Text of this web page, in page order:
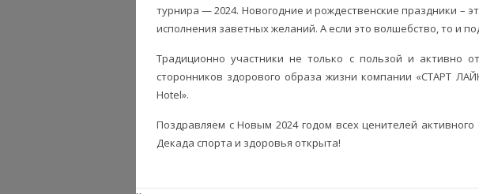
турнира — 2024. Новогодние и рождественские праздники –
исполнения заветных желаний. А если это волшебство, то и
Традиционно участники не только с пользой и активно
сторонников здорового образа жизни компании «СТАРТ
Hotel».
Поздравляем с Новым 2024 годом всех ценителей активного
Декада спорта и здоровья открыта!